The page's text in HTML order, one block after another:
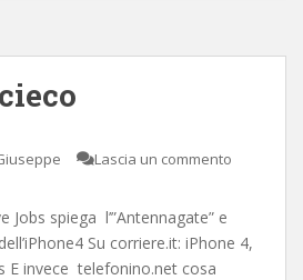
Lascia un commento
Jobs spiega l’”Antennagate” e
Su corriere.it: iPhone 4,
E invece telefonino.net cosa